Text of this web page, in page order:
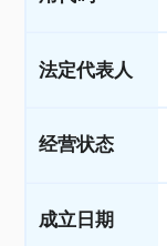
法定代表人
经营状态
成立日期